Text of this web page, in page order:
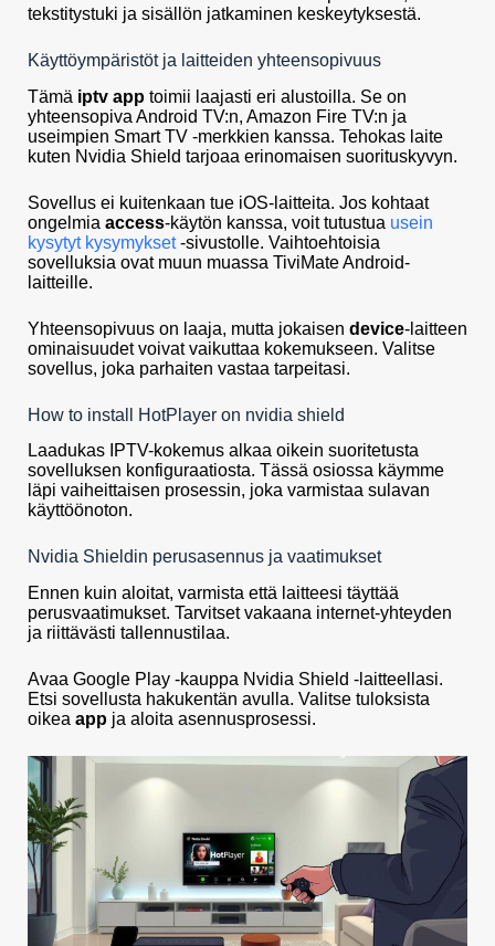
tekstitystuki ja sisällön jatkaminen keskeytyksestä.
Käyttöympäristöt ja laitteiden yhteensopivuus
Tämä iptv app toimii laajasti eri alustoilla. Se on
yhteensopiva Android TV:n, Amazon Fire TV:n ja
useimpien Smart TV -merkkien kanssa. Tehokas laite
kuten Nvidia Shield tarjoaa erinomaisen suorituskyvyn.
Sovellus ei kuitenkaan tue iOS-laitteita. Jos kohtaat
ongelmia access-käytön kanssa, voit tutustua usein
kysytyt kysymykset-sivustolle. Vaihtoehtoisia
sovelluksia ovat muun muassa TiviMate Android-
laitteille.
Yhteensopivuus on laaja, mutta jokaisen device-laitteen
ominaisuudet voivat vaikuttaa kokemukseen. Valitse
sovellus, joka parhaiten vastaa tarpeitasi.
How to install HotPlayer on nvidia shield
Laadukas IPTV-kokemus alkaa oikein suoritetusta
sovelluksen konfiguraatiosta. Tässä osiossa käymme
läpi vaiheittaisen prosessin, joka varmistaa sulavan
käyttöönoton.
Nvidia Shieldin perusasennus ja vaatimukset
Ennen kuin aloitat, varmista että laitteesi täyttää
perusvaatimukset. Tarvitset vakaana internet-yhteyden
ja riittävästi tallennustilaa.
Avaa Google Play -kauppa Nvidia Shield -laitteellasi.
Etsi sovellusta hakukentän avulla. Valitse tuloksista
oikea app ja aloita asennusprosessi.